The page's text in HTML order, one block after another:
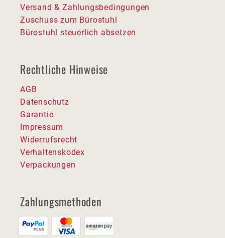
Versand & Zahlungsbedingungen
Zuschuss zum Bürostuhl
Bürostuhl steuerlich absetzen
Rechtliche Hinweise
AGB
Datenschutz
Garantie
Impressum
Widerrufsrecht
Verhaltenskodex
Verpackungen
Zahlungsmethoden